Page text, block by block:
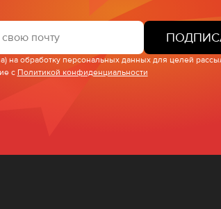
на обработку персональных данных для целей
с Политикой конфиденциальности